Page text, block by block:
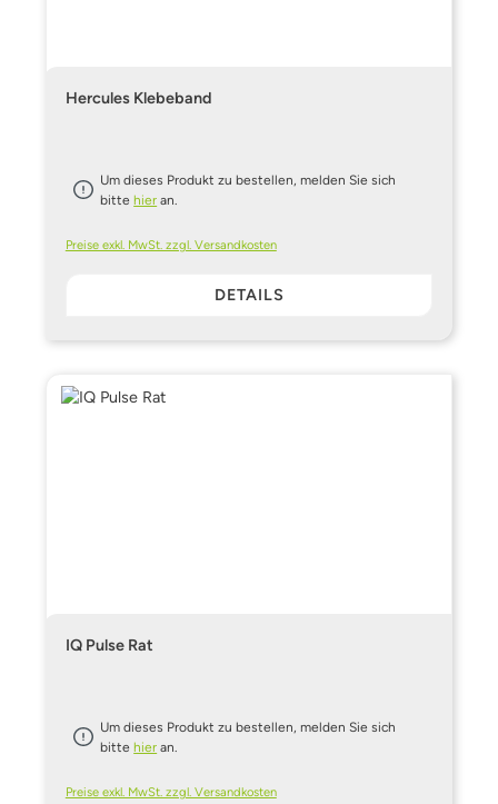
Hercules Klebeband
Um dieses Produkt zu bestellen, melden Sie sich
bittehier an.
Preise exkl. MwSt. zzgl. Versandkosten
DETAILS
IQ Pulse Rat
Um dieses Produkt zu bestellen, melden Sie sich
bittehier an.
Preise exkl. MwSt. zzgl. Versandkosten